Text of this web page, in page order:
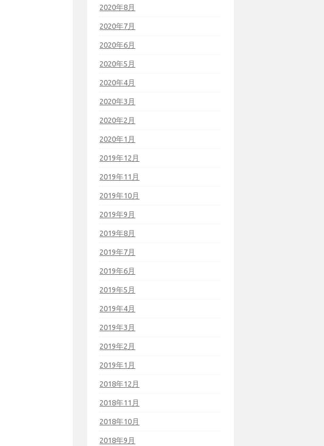
2020年8月
2020年7月
2020年6月
2020年5月
2020年4月
2020年3月
2020年2月
2020年1月
2019年12月
2019年11月
2019年10月
2019年9月
2019年8月
2019年7月
2019年6月
2019年5月
2019年4月
2019年3月
2019年2月
2019年1月
2018年12月
2018年11月
2018年10月
2018年9月